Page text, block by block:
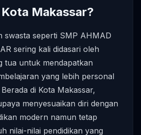
Makassar?
swasta seperti SMP AHMAD
sering kali didasari oleh
tua untuk mendapatkan
yang lebih personal
di Kota Makassar,
menyesuaikan diri dengan
modern namun tetap
nilai-nilai pendidikan yang